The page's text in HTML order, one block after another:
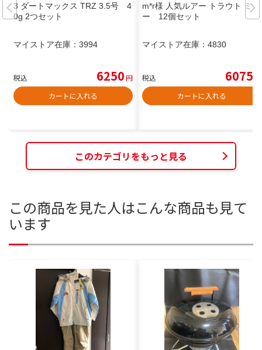
3 ダートマックス TRZ 3.5号 4
0g 2つセット
マイストア在庫： 3994
税込 6250円
カートに入れる
m*r様 人気ルアー トラウト ミノ
ー 12個セット
マイストア在庫： 4830
税込 6075
カートに入れる
このカテゴリをもっと見る
この商品を見た人はこんな商品も見て
います